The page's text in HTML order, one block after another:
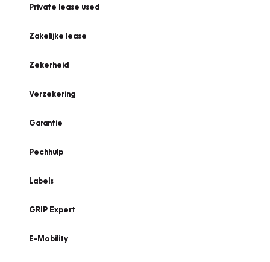
Private lease used
Zakelijke lease
Zekerheid
Verzekering
Garantie
Pechhulp
Labels
GRIP Expert
E-Mobility